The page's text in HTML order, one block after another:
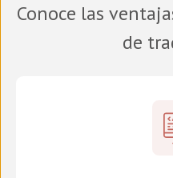
Conoce las
de